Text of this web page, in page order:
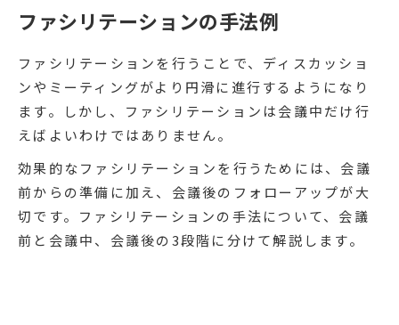
ファシリテーションの手法例
ファシリテーションを行うことで、ディスカッショ
ンやミーティングがより円滑に進行するようになり
ます。しかし、ファシリテーションは会議中だけ行
えばよいわけではありません。
効果的なファシリテーションを行うためには、会議
前からの準備に加え、会議後のフォローアップが大
切です。ファシリテーションの手法について、会議
前と会議中、会議後の3段階に分けて解説します。